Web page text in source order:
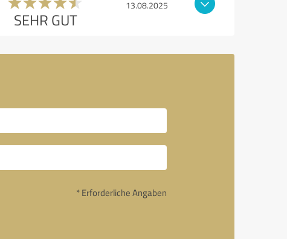
SEHR GUT
13.08.2025
* Erforderliche Angaben